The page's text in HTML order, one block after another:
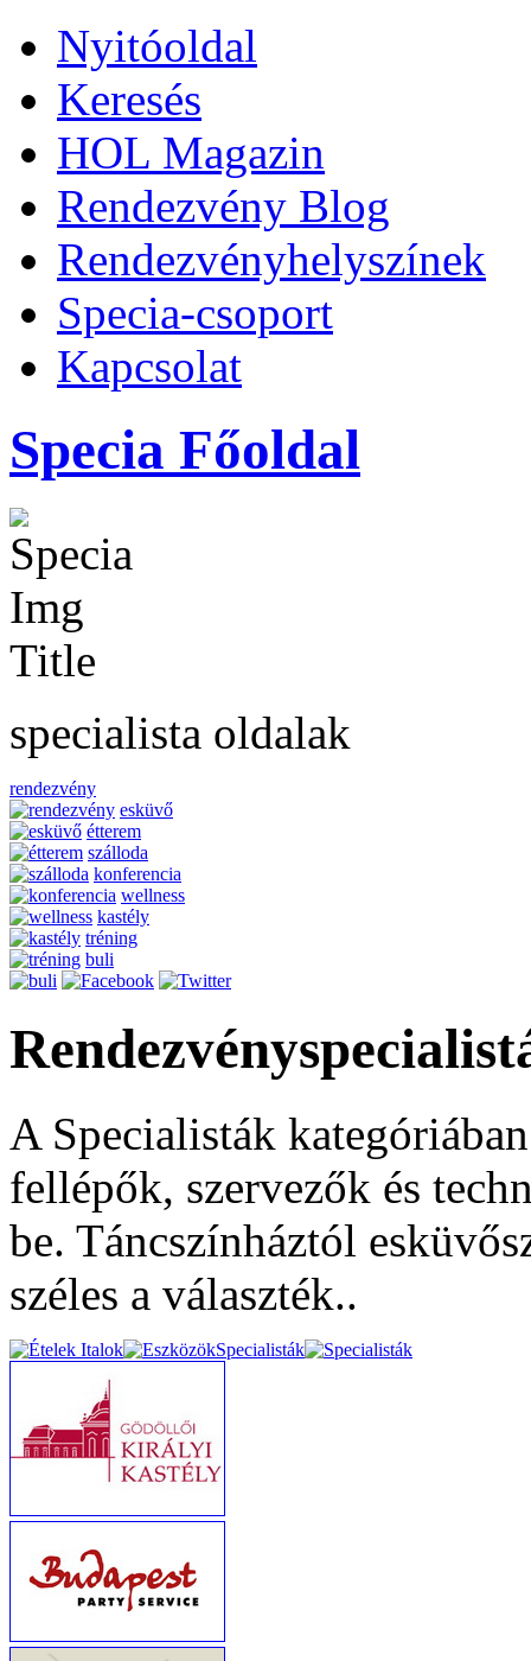
Nyitóoldal
Keresés
HOL Magazin
Rendezvény Blog
Rendezvényhelyszínek
Specia-csoport
Kapcsolat
Specia Főoldal
specialista oldalak
rendezvény
esküvő
étterem
szálloda
konferencia
wellness
kastély
tréning
buli
A Specialisták
fellépők, szervezők és
be. Táncszínháztól
széles a választék..
Specialisták